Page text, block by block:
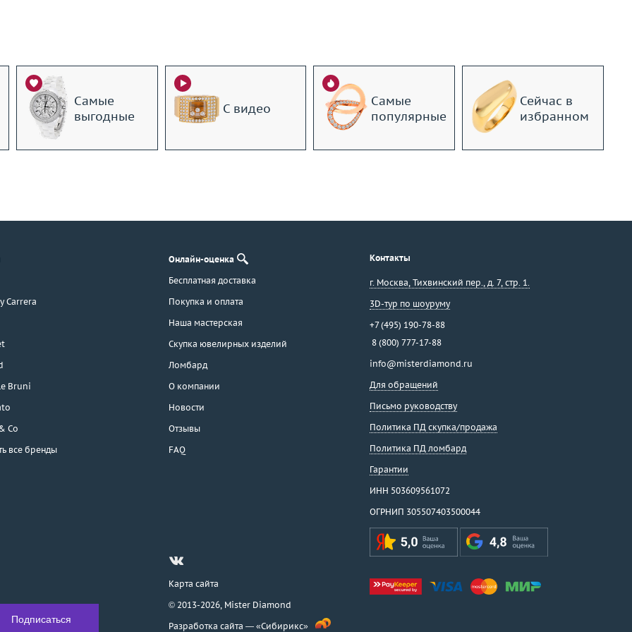
Самые
выгодные
С видео
Самые
популярные
Сейчас в
избранном
Carrera
Bruni
Co
все бренды
Онлайн-оценка
Бесплатная доставка
Покупка и оплата
Наша мастерская
Скупка ювелирных изделий
Ломбард
О компании
Новости
Отзывы
FAQ
Контакты
г. Москва, Тихвинский пер., д. 7, стр. 1.
3D-тур по шоуруму
+7 (495) 190-78-88
8 (800) 777-17-88
info@misterdiamond.ru
Для обращений
Письмо руководству
Политика ПД скупка/продажа
Политика ПД ломбард
Гарантии
ИНН 503609561072
ОГРНИП 305507403500044
Карта сайта
© 2013-2026, Mister Diamond
Разработка сайта — «Сибирикс»